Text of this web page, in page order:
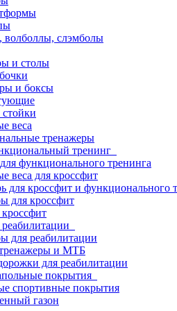
слэмболы
и столы
и боксы
веса
тренажеры
тренинг
функционального тренинга
веса для кроссфит
для кроссфит и функционального
для кроссфит
для реабилитации
и МТБ
для реабилитации
покрытия
спортивные покрытия
газон